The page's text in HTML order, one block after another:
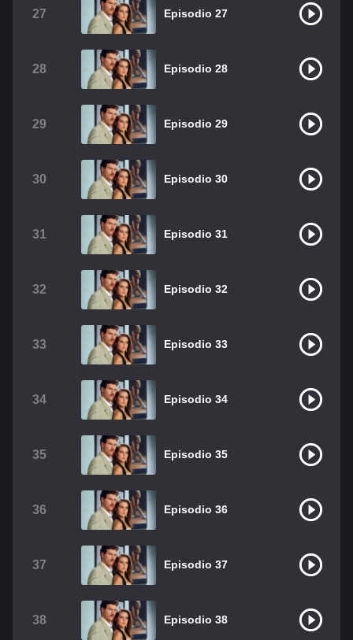
27 Episodio 27
28 Episodio 28
29 Episodio 29
30 Episodio 30
31 Episodio 31
32 Episodio 32
33 Episodio 33
34 Episodio 34
35 Episodio 35
36 Episodio 36
37 Episodio 37
38 Episodio 38